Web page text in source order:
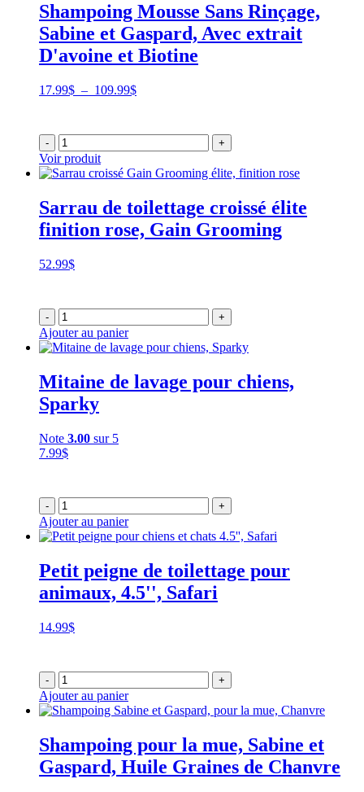
Shampoing Mousse Sans Rinçage,
Sabine et Gaspard, Avec extrait
D'avoine et Biotine
17.99$ – 109.99$Plage
17.99$
à
- +
Voir produit
Sarrau de toilettage croissé élite
finition rose, Gain Grooming
52.99$
- +
Ajouter au panier
Mitaine de lavage pour chiens,
Sparky
Note 3.00 sur 5
7.99$
- +
Ajouter au panier
Petit peigne de toilettage pour
animaux, 4.5'', Safari
14.99$
- +
Ajouter au panier
Shampoing pour la mue, Sabine et
Gaspard, Huile Graines de Chanvre